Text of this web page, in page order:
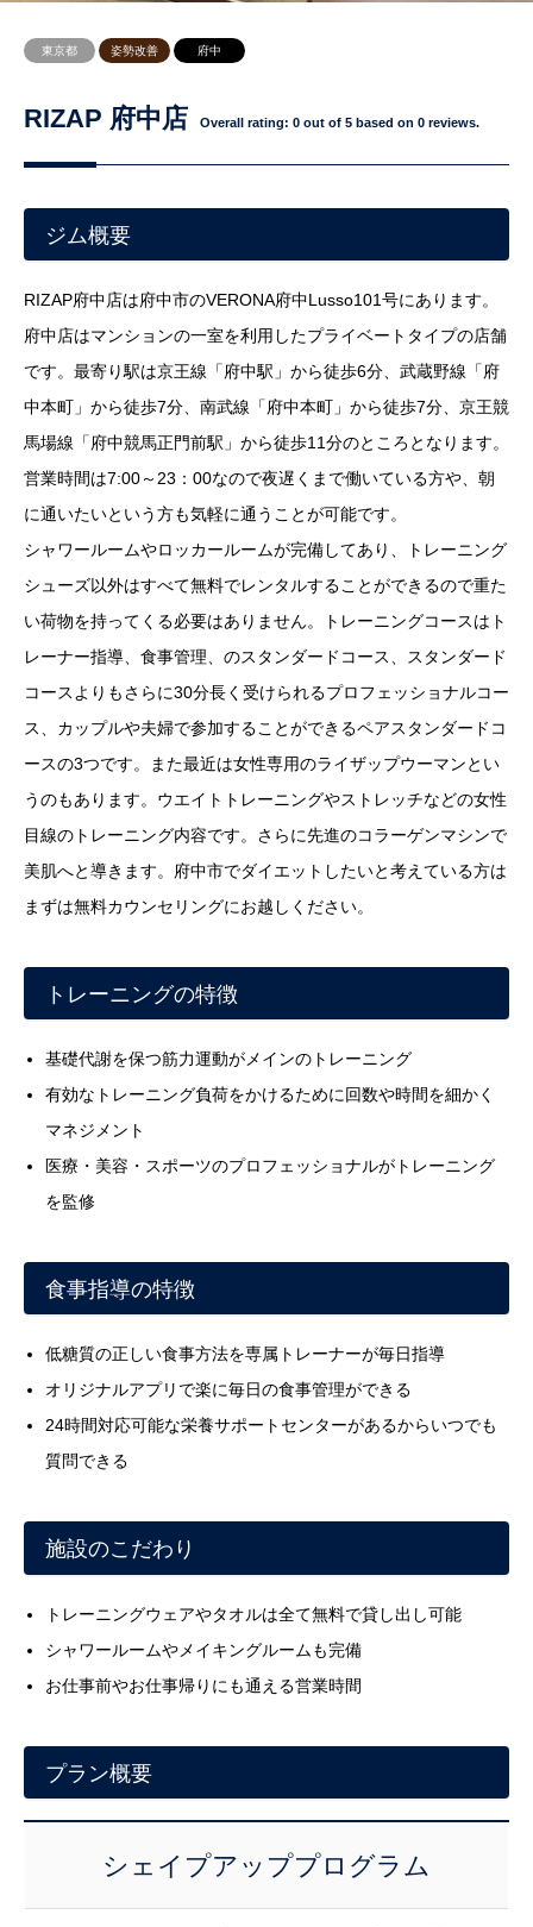
東京都 姿勢改善 府中
RIZAP 府中店 Overall rating: 0 out of 5 based on 0 reviews.
ジム概要
RIZAP府中店は府中市のVERONA府中Lusso101号にあります。
府中店はマンションの一室を利用したプライベートタイプの店舗
です。最寄り駅は京王線「府中駅」から徒歩6分、武蔵野線「府
中本町」から徒歩7分、南武線「府中本町」から徒歩7分、京王競
馬場線「府中競馬正門前駅」から徒歩11分のところとなります。
営業時間は7:00～23：00なので夜遅くまで働いている方や、朝
に通いたいという方も気軽に通うことが可能です。
シャワールームやロッカールームが完備してあり、トレーニング
シューズ以外はすべて無料でレンタルすることができるので重た
い荷物を持ってくる必要はありません。トレーニングコースはト
レーナー指導、食事管理、のスタンダードコース、スタンダード
コースよりもさらに30分長く受けられるプロフェッショナルコー
ス、カップルや夫婦で参加することができるペアスタンダードコ
ースの3つです。また最近は女性専用のライザップウーマンとい
うのもあります。ウエイトトレーニングやストレッチなどの女性
目線のトレーニング内容です。さらに先進のコラーゲンマシンで
美肌へと導きます。府中市でダイエットしたいと考えている方は
まずは無料カウンセリングにお越しください。
トレーニングの特徴
基礎代謝を保つ筋力運動がメインのトレーニング
有効なトレーニング負荷をかけるために回数や時間を細かく
マネジメント
医療・美容・スポーツのプロフェッショナルがトレーニング
を監修
食事指導の特徴
低糖質の正しい食事方法を専属トレーナーが毎日指導
オリジナルアプリで楽に毎日の食事管理ができる
24時間対応可能な栄養サポートセンターがあるからいつでも
質問できる
施設のこだわり
トレーニングウェアやタオルは全て無料で貸し出し可能
シャワールームやメイキングルームも完備
お仕事前やお仕事帰りにも通える営業時間
プラン概要
シェイプアッププログラム